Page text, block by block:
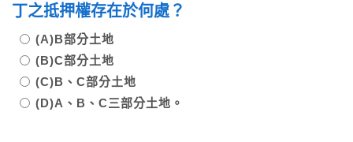
丁之抵押權存在於何處？
(A)B部分土地
(B)C部分土地
(C)B、C部分土地
(D)A、B、C三部分土地。